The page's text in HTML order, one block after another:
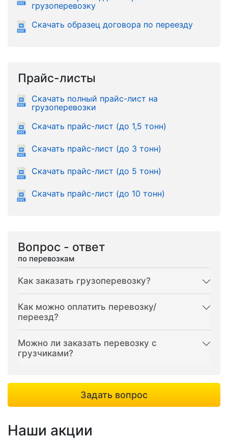
грузоперевозку
Скачать образец договора по переезду
Прайс-листы
Скачать полный прайс-лист на
грузоперевозки
Скачать прайс-лист (до 1,5 тонн)
Скачать прайс-лист (до 3 тонн)
Скачать прайс-лист (до 5 тонн)
Скачать прайс-лист (до 10 тонн)
Вопрос - ответ
по перевозкам
Как заказать грузоперевозку?
Как можно оплатить перевозку/
переезд?
Можно ли заказать перевозку с
грузчиками?
Задать вопрос
Наши акции